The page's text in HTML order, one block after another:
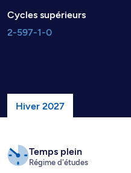
Cycles supérieurs
2-597-1-0
Hiver 2027
Temps plein
Régime d'études